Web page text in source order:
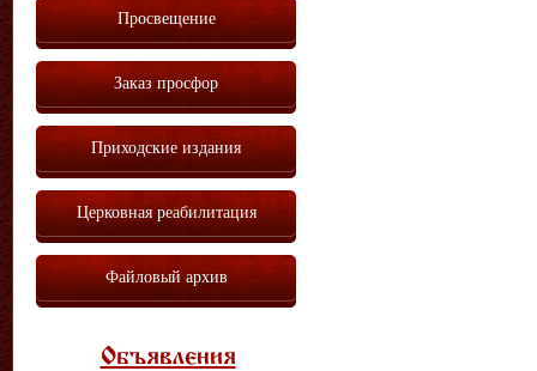
Просвещение
Заказ просфор
Приходские издания
Церковная реабилитация
Файловый архив
Объявления